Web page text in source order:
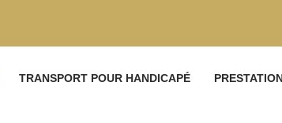
TRANSPORT POUR HANDICAPÉ